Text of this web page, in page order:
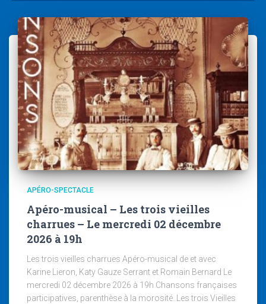
APÉRO-SPECTACLE
Apéro-musical – Les trois vieilles
charrues – Le mercredi 02 décembre
2026 à 19h
Les trois vieilles charrues Apéro-musical de et avec
Karine Lieron, Katy Gauze Serrant et Romain Bernard Le
mercredi 02 décembre 2026 à 19h Chansons françaises
participatives, parenthèse à la morosité. Les trois Vieilles